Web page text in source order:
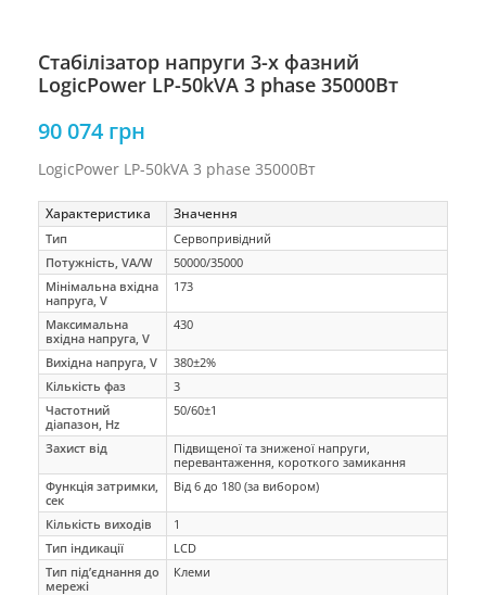
Стабілізатор напруги 3-х фазний
LogicPower LP-50kVA 3 phase 35000Вт
90 074 грн
LogicPower LP-50kVA 3 phase 35000Вт
Характеристика Значення
Тип
Сервопривідний
Потужність, VA/W
50000/35000
Мінімальна вхідна
напруга, V
173
Максимальна
вхідна напруга, V
430
Вихідна напруга, V
380±2%
Кількість фаз
3
Частотний
діапазон, Hz
50/60±1
Захист від
Підвищеної та зниженої напруги,
перевантаження, короткого замикання
Функція затримки,
сек
Від 6 до 180 (за вибором)
Кількість виходів
1
Тип індикації
LCD
Тип під’єднання до
мережі
Клеми